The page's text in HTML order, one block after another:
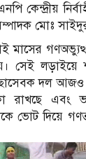
কেন্দ্রীয়
মোঃ
মাসের
সেই লড়াইয়ে
দল আজও
রাখছে এবং
ভোট দিয়ে